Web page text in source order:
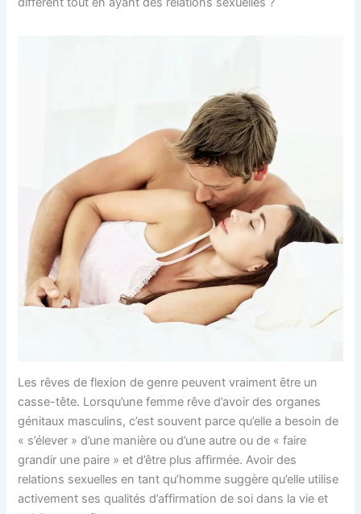
Les rêves de flexion de genre peuvent vraiment être un
casse-tête. Lorsqu’une femme rêve d’avoir des organes
génitaux masculins, c’est souvent parce qu’elle a besoin de
« s’élever » d’une manière ou d’une autre ou de « faire
grandir une paire » et d’être plus affirmée. Avoir des
relations sexuelles en tant qu’homme suggère qu’elle utilise
activement ses qualités d’affirmation de soi dans la vie et